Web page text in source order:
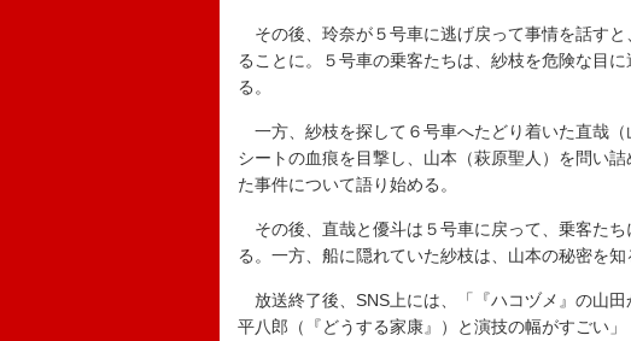
その後、玲奈が５号車に逃げ戻って事情を話す
ることに。５号車の乗客たちは、紗枝を危険な目
る。
一方、紗枝を探して６号車へたどり着いた直哉
シートの血痕を目撃し、山本（萩原聖人）を問い
た事件について語り始める。
その後、直哉と優斗は５号車に戻って、乗客た
る。一方、船に隠れていた紗枝は、山本の秘密を知
放送終了後、SNS上には、「『ハコヅメ』の山
平八郎（『どうする家康』）と演技の幅がすごい